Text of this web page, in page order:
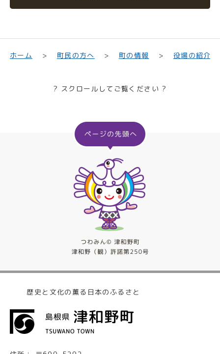
ホーム 町民の方へ 町の情報 役場の紹介
? スクロールしてご覧ください ?
歴史と文化の薫る日本のふるさと